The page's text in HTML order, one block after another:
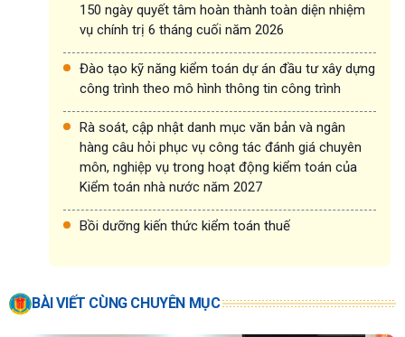
150 ngày quyết tâm hoàn thành toàn diện nhiệm
vụ chính trị 6 tháng cuối năm 2026
Đào tạo kỹ năng kiểm toán dự án đầu tư xây dựng
công trình theo mô hình thông tin công trình
Rà soát, cập nhật danh mục văn bản và ngân
hàng câu hỏi phục vụ công tác đánh giá chuyên
môn, nghiệp vụ trong hoạt động kiểm toán của
Kiểm toán nhà nước năm 2027
Bồi dưỡng kiến thức kiểm toán thuế
BÀI VIẾT CÙNG CHUYÊN MỤC